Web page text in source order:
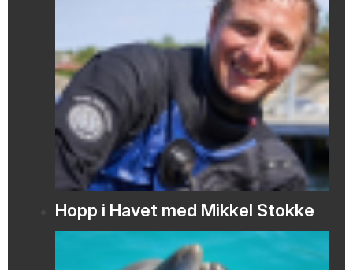
Hopp i Havet med Mikkel Stokke